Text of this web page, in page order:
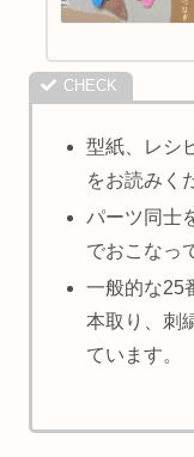
型紙、レシ
をお読みく
パーツ同士
でおこなっ
一般的な25
本取り、刺
ています。